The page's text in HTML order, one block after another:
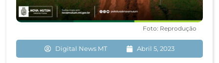
Foto: Reprodução
Digital News MT Abril 5, 2023